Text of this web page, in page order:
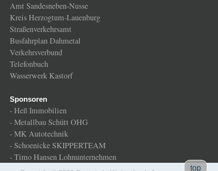
Amt Sandesneben-Nusse
Kreis Herzogtum-Lauenburg
Straßenverkehrsamt
Busfahrplan Dahmetal
Verkehrsverbund
Telefonbuch
Wasserwerk Kastorf
Sponsoren
-Heß Immobilien
-Metallbau Schütt OHG
-MK Autotechnik
- Schoenicke SKIPPERTEAM
-Timo Hansen Lohnunternehmen
Gemeinde
top